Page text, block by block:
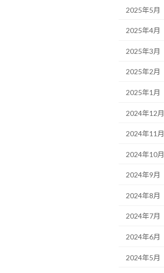
2025年5月
2025年4月
2025年3月
2025年2月
2025年1月
2024年12月
2024年11月
2024年10月
2024年9月
2024年8月
2024年7月
2024年6月
2024年5月